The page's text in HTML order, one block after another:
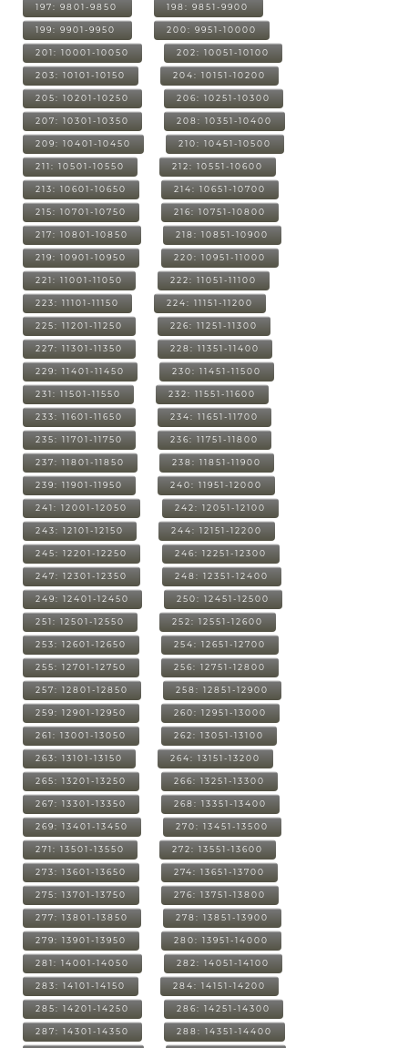
197: 9801-9850 198: 9851-9900
199: 9901-9950 200: 9951-10000
201: 10001-10050 202: 10051-10100
203: 10101-10150 204: 10151-10200
205: 10201-10250 206: 10251-10300
207: 10301-10350 208: 10351-10400
209: 10401-10450 210: 10451-10500
211: 10501-10550 212: 10551-10600
213: 10601-10650 214: 10651-10700
215: 10701-10750 216: 10751-10800
217: 10801-10850 218: 10851-10900
219: 10901-10950 220: 10951-11000
221: 11001-11050 222: 11051-11100
223: 11101-11150 224: 11151-11200
225: 11201-11250 226: 11251-11300
227: 11301-11350 228: 11351-11400
229: 11401-11450 230: 11451-11500
231: 11501-11550 232: 11551-11600
233: 11601-11650 234: 11651-11700
235: 11701-11750 236: 11751-11800
237: 11801-11850 238: 11851-11900
239: 11901-11950 240: 11951-12000
241: 12001-12050 242: 12051-12100
243: 12101-12150 244: 12151-12200
245: 12201-12250 246: 12251-12300
247: 12301-12350 248: 12351-12400
249: 12401-12450 250: 12451-12500
251: 12501-12550 252: 12551-12600
253: 12601-12650 254: 12651-12700
255: 12701-12750 256: 12751-12800
257: 12801-12850 258: 12851-12900
259: 12901-12950 260: 12951-13000
261: 13001-13050 262: 13051-13100
263: 13101-13150 264: 13151-13200
265: 13201-13250 266: 13251-13300
267: 13301-13350 268: 13351-13400
269: 13401-13450 270: 13451-13500
271: 13501-13550 272: 13551-13600
273: 13601-13650 274: 13651-13700
275: 13701-13750 276: 13751-13800
277: 13801-13850 278: 13851-13900
279: 13901-13950 280: 13951-14000
281: 14001-14050 282: 14051-14100
283: 14101-14150 284: 14151-14200
285: 14201-14250 286: 14251-14300
287: 14301-14350 288: 14351-14400